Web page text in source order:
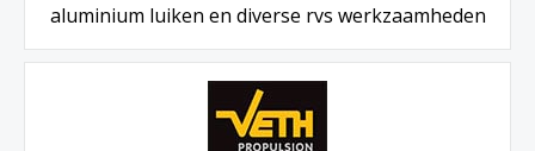
aluminium luiken en diverse rvs werkzaamheden